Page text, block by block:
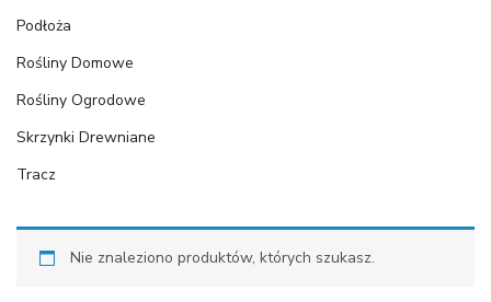
Podłoża
Rośliny Domowe
Rośliny Ogrodowe
Skrzynki Drewniane
Tracz
Nie znaleziono produktów, których szukasz.